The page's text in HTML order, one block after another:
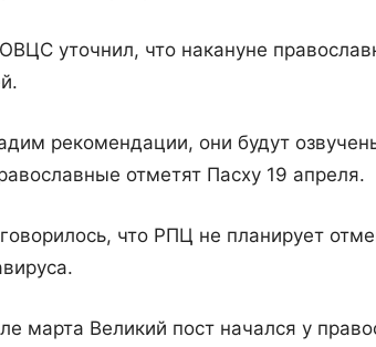
уточнил, что накануне
рекомендации, они будут
отметят Пасху 19 апреля.
что РПЦ не планирует
марта Великий пост начался у